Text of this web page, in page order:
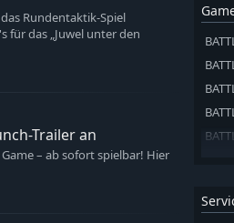
Rundentaktik-Spiel
für das „Juwel unter den
Trailer an
– ab sofort spielbar! Hier